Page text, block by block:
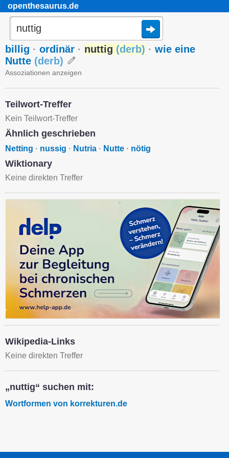
openthesaurus.de
billig · ordinär · nuttig (derb) · wie eine
Nutte (derb)
Assoziationen anzeigen
Teilwort-Treffer
Kein Teilwort-Treffer
Ähnlich geschrieben
Netting · nussig · Nutria · Nutte · nötig
Wiktionary
Keine direkten Treffer
Wikipedia-Links
Keine direkten Treffer
„nuttig“ suchen mit:
Wortformen von korrekturen.de